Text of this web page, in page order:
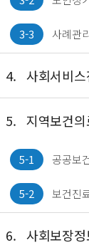
3-3 사례관
4. 사회서비
5. 지역보건
5-1 공공보
5-2 보건진
6. 사회보장